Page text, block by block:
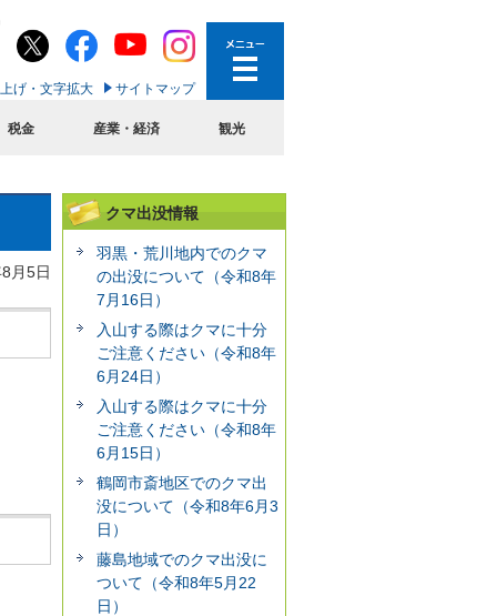
げ・文字拡大 サイトマップ
税金 産業・経済 観光
月5日
クマ出没情報
羽黒・荒川地内でのクマ
の出没について（令和8年
7月16日）
入山する際はクマに十分
ご注意ください（令和8年
6月24日）
入山する際はクマに十分
ご注意ください（令和8年
6月15日）
鶴岡市斎地区でのクマ出
没について（令和8年6月3
日）
藤島地域でのクマ出没に
ついて（令和8年5月22
日）